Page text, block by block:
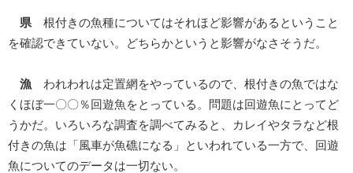
県 根付きの魚種についてはそれほど影響があるということ
を確認できていない。どちらかというと影響がなさそうだ。
漁 われわれは定置網をやっているので、根付きの魚ではな
くほぼ一〇〇％回遊魚をとっている。問題は回遊魚にとってど
うかだ。いろいろな調査を調べてみると、カレイやタラなど根
付きの魚は「風車が魚礁になる」といわれている一方で、回遊
魚についてのデータは一切ない。